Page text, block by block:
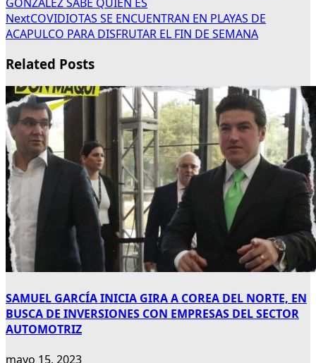
NextCOVIDIOTAS SE ENCUENTRAN EN PLAYAS DE
ACAPULCO PARA DISFRUTAR EL FIN DE SEMANA
Related Posts
SAMUEL GARCÍA INICIA GIRA A COREA DEL NORTE, EN
BUSCA DE INVERSIONES CON EMPRESAS DEL SECTOR
AUTOMOTRIZ
mayo 15, 2023